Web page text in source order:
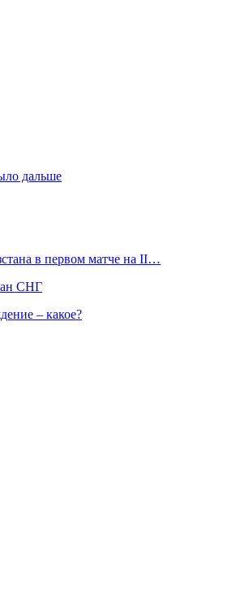
дальше
в первом матче на II…
СНГ
– какое?